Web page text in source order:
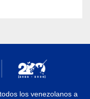
los venezolanos a